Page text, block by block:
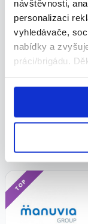
návštěvnosti,
personalizaci
vyhledávače,
nabídky a
práci/brigádu.
Montáž v
Manuvia, a. s.,
TOP